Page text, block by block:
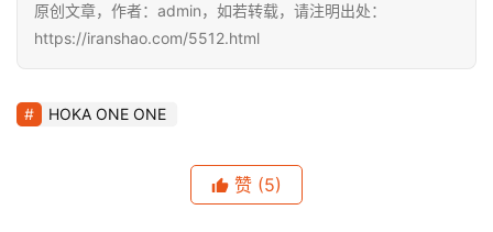
原创文章，作者：admin，如若转载，请注明出处：
https://iranshao.com/5512.html
HOKA ONE ONE
赞 (5)